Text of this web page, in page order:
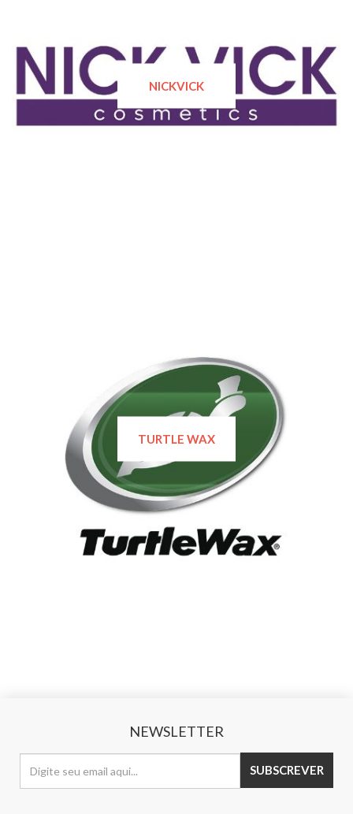
NICKVICK
TURTLE WAX
NEWSLETTER
SUBSCREVER